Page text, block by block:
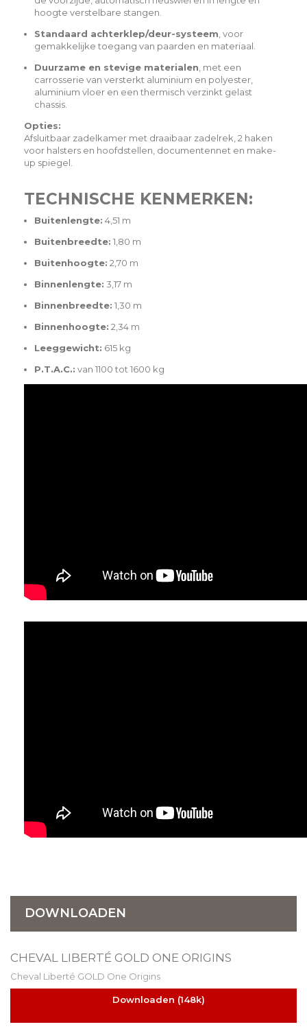
hoogte verstelbare stangen.
Standaard achterklep/deur-systeem , voor
gemakkelijke toegang van paarden en materiaal.
Duurzame en stevige materialen , met een
carrosserie van versterkt aluminium en polyester,
aluminium vloer en een thermisch verzinkt gelast
chassis.
Opties:
Afsluitbaar zadelkamer met draaibaar zadelrek, 2 haken
voor halsters en hoofdstellen, documentennet en make-
up spiegel.
TECHNISCHE KENMERKEN:
Buitenlengte: 4,51 m
Buitenbreedte: 1,80 m
Buitenhoogte: 2,70 m
Binnenlengte: 3,17 m
Binnenbreedte: 1,30 m
Binnenhoogte: 2,34 m
Leeggewicht: 615 kg
P.T.A.C.: van 1100 tot 1600 kg
DOWNLOADEN
CHEVAL LIBERTÉ GOLD ONE ORIGINS
Cheval Liberté GOLD One Origins
Downloaden (148k)